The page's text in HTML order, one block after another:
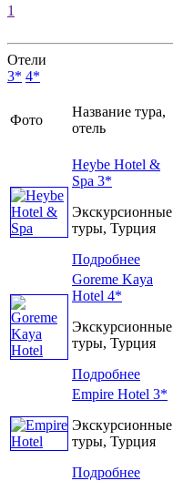
1
Отели
3* 4*
Фото
Название тура,
отель
Heybe Hotel &
Spa 3*
Экскурсионные
туры, Турция
Подробнее
Goreme Kaya
Hotel 4*
Экскурсионные
туры, Турция
Подробнее
Empire Hotel 3*
Экскурсионные
туры, Турция
Подробнее